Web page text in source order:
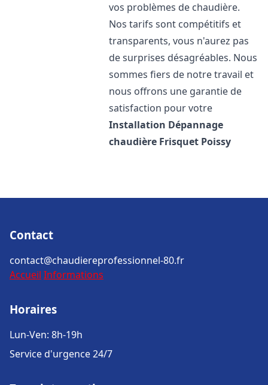
vos problèmes de chaudière.
Nos tarifs sont compétitifs et
transparents, vous n'aurez pas
de surprises désagréables. Nous
sommes fiers de notre travail et
nous offrons une garantie de
satisfaction pour votre
Installation Dépannage
chaudière Frisquet Poissy
Contact
contact@chaudiereprofessionnel-80.fr
Accueil Informations
Horaires
Lun-Ven: 8h-19h
Service d'urgence 24/7